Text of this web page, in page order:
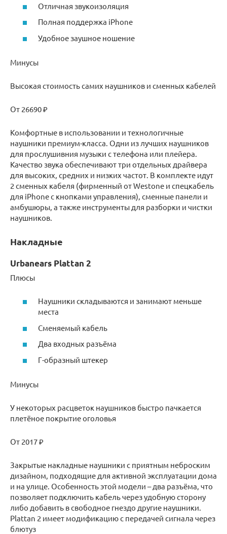
Отличная звукоизоляция
Полная поддержка iPhone
Удобное заушное ношение
Минусы
Высокая стоимость самих наушников и сменных кабелей
От 26690 ₽
Комфортные в использовании и технологичные
наушники премиум-класса. Одни из лучших наушников
для прослушивния музыки с телефона или плейера.
Качество звука обеспечивают три отдельных драйвера
для высоких, средних и низких частот. В комплекте идут
2 сменных кабеля (фирменный от Westone и спецкабель
для iPhone с кнопками управления), сменные панели и
амбушюры, а также инструменты для разборки и чистки
наушников.
Накладные
Urbanears Plattan 2
Плюсы
Наушники складываются и занимают меньше
места
Сменяемый кабель
Два входных разъёма
Г-образный штекер
Минусы
У некоторых расцветок наушников быстро пачкается
плетёное покрытие оголовья
От 2017 ₽
Закрытые накладные наушники с приятным неброским
дизайном, подходящие для активной эксплуатации дома
и на улице. Особенность этой модели – два разъёма, что
позволяет подключить кабель через удобную сторону
либо добавить в свободное гнездо другие наушники.
Plattan 2 имеет модификацию с передачей сигнала через
блютуз